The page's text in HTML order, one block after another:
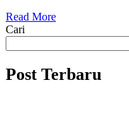
Read More
Cari
Post Terbaru